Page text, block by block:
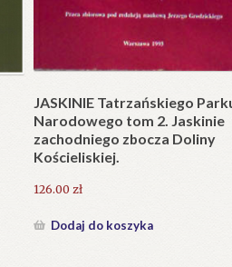
Plakat w wersji składanej.